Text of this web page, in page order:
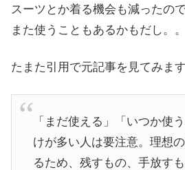
スーツとか着る機会も減ったの
また使うこともあるかもだし。。
たまた引用で元記事を見てみます
「まだ使える」「いつか使
けが多い人は要注意。理想
るため、残すもの、手放す